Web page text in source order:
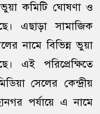
কমিটি ঘোষণা ও
এছাড়া সামাজিক
নামে বিভিন্ন ভুয়া
এই পরিপ্রেক্ষিতে
সেলের কেন্দ্রীয়
পর্যায়ে এ নামে